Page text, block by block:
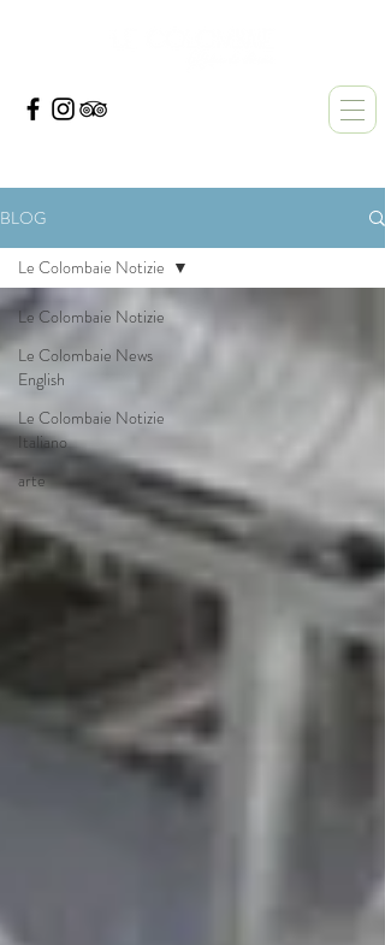
BLOG
Le Colombaie Notizie
Le Colombaie News
English
Le Colombaie Notizie
Italiano
arte
Le Colombaie Notizie